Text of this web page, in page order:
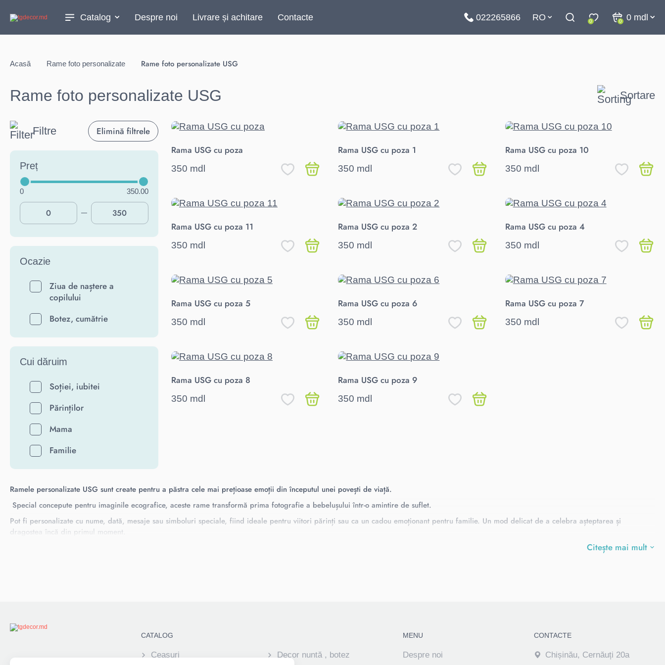
Catalog Despre noi Livrare și achitare Contacte 022265866 RO 0 0 0 mdl
Acasă Rame foto personalizate Rame foto personalizate USG
Rame foto personalizate USG Sortare
Filtre Elimină filtrele
Preț
0 350.00
Ocazie
Ziua de naștere a
copilului
Botez, cumătrie
Cui dăruim
Soției, iubitei
Părinților
Mama
Familie
Rama USG cu poza
350 mdl
Rama USG cu poza 1
350 mdl
Rama USG cu poza 10
350 mdl
Rama USG cu poza 11
350 mdl
Rama USG cu poza 2
350 mdl
Rama USG cu poza 4
350 mdl
Rama USG cu poza 5
350 mdl
Rama USG cu poza 6
350 mdl
Rama USG cu poza 7
350 mdl
Rama USG cu poza 8
350 mdl
Rama USG cu poza 9
350 mdl
Ramele personalizate USG sunt create pentru a păstra cele mai prețioase emoții din începutul unei povești de viață.
Special concepute pentru imaginile ecografice, aceste rame transformă prima fotografie a bebelușului într-o amintire de suflet.
Pot fi personalizate cu nume, dată, mesaje sau simboluri speciale, fiind ideale pentru viitori părinți sau ca un cadou emoționant pentru familie. Un mod delicat de a celebra așteptarea și
dragostea încă din primul moment.
Citește mai mult
CATALOG
Ceasuri Decor nuntă , botez
MENU
Despre noi
CONTACTE
Chișinău, Cernăuți 20a